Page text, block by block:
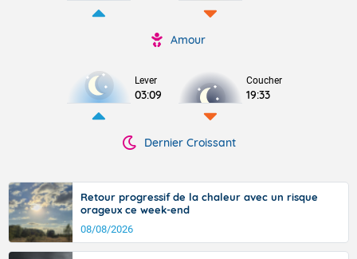
Amour
Lever
03:09
Coucher
19:33
Dernier Croissant
Retour progressif de la chaleur avec un risque
orageux ce week-end
08/08/2026